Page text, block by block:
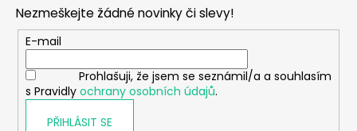
Nezmeškejte žádné novinky či slevy!
E-mail
Prohlašuji, že jsem se seznámil/a a souhlasím
s Pravidly ochrany osobních údajů.
PŘIHLÁSIT SE